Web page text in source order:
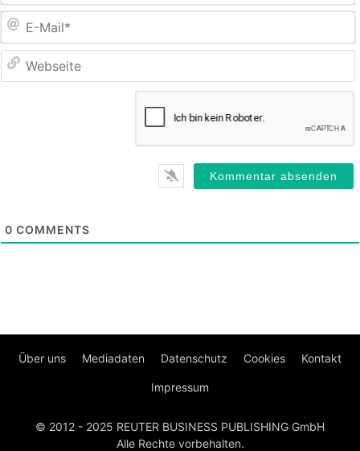
0 COMMENTS
Über uns Mediadaten Datenschutz Cookies Kontakt
Impressum
© 2012 - 2025 REUTER BUSINESS PUBLISHING GmbH
Alle Rechte vorbehalten.